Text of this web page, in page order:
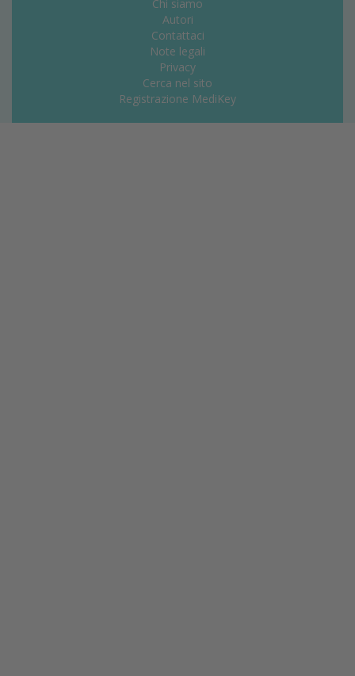
Chi siamo
Autori
Contattaci
Note legali
Privacy
Cerca nel sito
Registrazione MediKey